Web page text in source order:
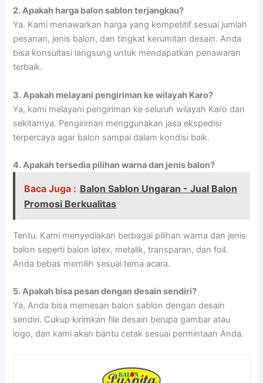
2.Apakah harga balon sablon terjangkau?
Ya. Kami menawarkan harga yang kompetitif sesuai jumlah
pesanan, jenis balon, dan tingkat kerumitan desain. Anda
bisa konsultasi langsung untuk mendapatkan penawaran
terbaik.
3.Apakah melayani pengiriman ke wilayah Karo?
Ya, kami melayani pengiriman ke seluruh wilayah Karo dan
sekitarnya. Pengiriman menggunakan jasa ekspedisi
terpercaya agar balon sampai dalam kondisi baik.
4.Apakah tersedia pilihan warna dan jenis balon?
Baca Juga : Balon Sablon Ungaran - Jual Balon
Promosi Berkualitas
Tentu. Kami menyediakan berbagai pilihan warna dan jenis
balon seperti balon latex, metalik, transparan, dan foil.
Anda bebas memilih sesuai tema acara.
5.Apakah bisa pesan dengan desain sendiri?
Ya, Anda bisa memesan balon sablon dengan desain
sendiri. Cukup kirimkan file desain berupa gambar atau
logo, dan kami akan bantu cetak sesuai permintaan Anda.